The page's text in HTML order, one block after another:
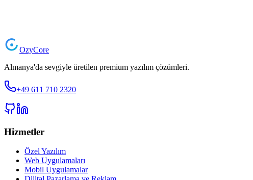
Projenizi Başlatın
OzyCore
Almanya'da sevgiyle üretilen premium yazılım çözümleri.
+49 611 710 2320
Hizmetler
Özel Yazılım
Web Uygulamaları
Mobil Uygulamalar